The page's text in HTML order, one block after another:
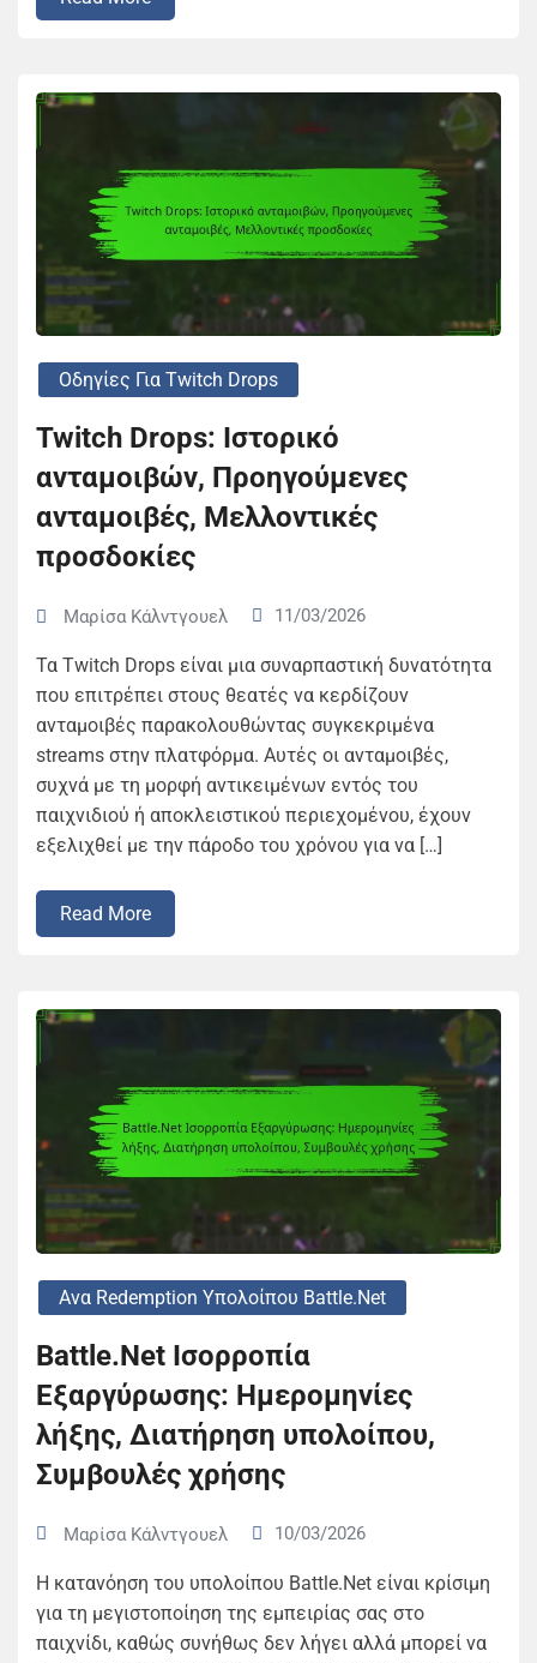
Οδηγίες Για Twitch Drops
Twitch Drops: Ιστορικό
ανταμοιβών, Προηγούμενες
ανταμοιβές, Μελλοντικές
προσδοκίες
Μαρίσα Κάλντγουελ 11/03/2026
Τα Twitch Drops είναι μια συναρπαστική δυνατότητα
που επιτρέπει στους θεατές να κερδίζουν
ανταμοιβές παρακολουθώντας συγκεκριμένα
streams στην πλατφόρμα. Αυτές οι ανταμοιβές,
συχνά με τη μορφή αντικειμένων εντός του
παιχνιδιού ή αποκλειστικού περιεχομένου, έχουν
εξελιχθεί με την πάροδο του χρόνου για να […]
Read More
Ανα Redemption Υπολοίπου Battle.net
Battle.Net Ισορροπία
Εξαργύρωσης: Ημερομηνίες
λήξης, Διατήρηση υπολοίπου,
Συμβουλές χρήσης
Μαρίσα Κάλντγουελ 10/03/2026
Η κατανόηση του υπολοίπου Battle.Net είναι κρίσιμη
για τη μεγιστοποίηση της εμπειρίας σας στο
παιχνίδι, καθώς συνήθως δεν λήγει αλλά μπορεί να